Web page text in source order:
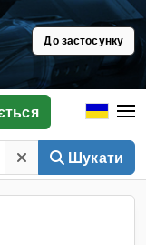
До застосунку
Шукати